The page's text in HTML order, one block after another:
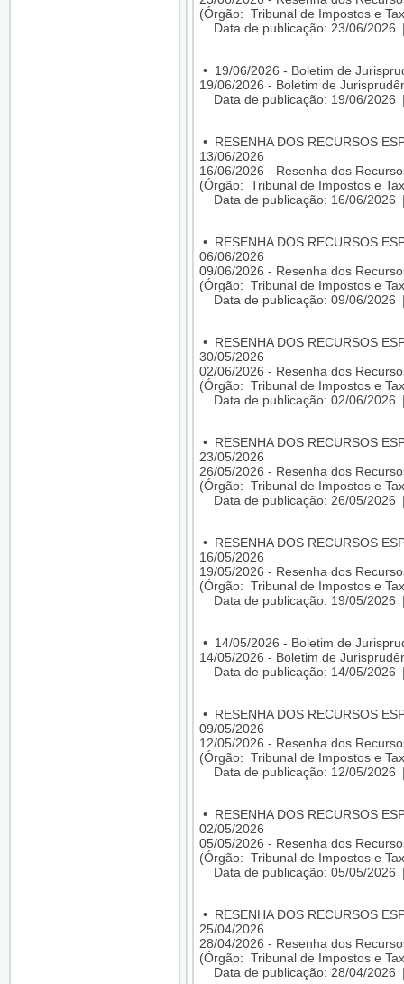
(Órgão: Tribunal de Impostos e
Data de publicação: 23/06/2026
• 19/06/2026 - Boletim de
19/06/2026 - Boletim de
Data de publicação: 19/06/2026
• RESENHA DOS RECURSOS
13/06/2026
16/06/2026 - Resenha dos
(Órgão: Tribunal de Impostos e
Data de publicação: 16/06/2026
• RESENHA DOS RECURSOS
06/06/2026
09/06/2026 - Resenha dos
(Órgão: Tribunal de Impostos e
Data de publicação: 09/06/2026
• RESENHA DOS RECURSOS
30/05/2026
02/06/2026 - Resenha dos
(Órgão: Tribunal de Impostos e
Data de publicação: 02/06/2026
• RESENHA DOS RECURSOS
23/05/2026
26/05/2026 - Resenha dos
(Órgão: Tribunal de Impostos e
Data de publicação: 26/05/2026
• RESENHA DOS RECURSOS
16/05/2026
19/05/2026 - Resenha dos
(Órgão: Tribunal de Impostos e
Data de publicação: 19/05/2026
• 14/05/2026 - Boletim de
14/05/2026 - Boletim de
Data de publicação: 14/05/2026
• RESENHA DOS RECURSOS
09/05/2026
12/05/2026 - Resenha dos
(Órgão: Tribunal de Impostos e
Data de publicação: 12/05/2026
• RESENHA DOS RECURSOS
02/05/2026
05/05/2026 - Resenha dos
(Órgão: Tribunal de Impostos e
Data de publicação: 05/05/2026
• RESENHA DOS RECURSOS
25/04/2026
28/04/2026 - Resenha dos
(Órgão: Tribunal de Impostos e
Data de publicação: 28/04/2026